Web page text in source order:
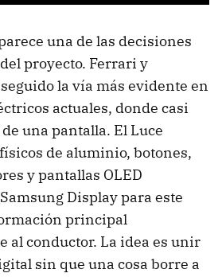
una de las decisiones
proyecto. Ferrari y
la vía más evidente en
actuales, donde casi
una pantalla. El Luce
de aluminio, botones,
y pantallas OLED
Display para este
principal
al conductor. La idea es unir
sin que una cosa borre a